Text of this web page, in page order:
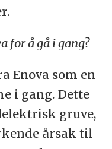
for å gå i gang?
Enova som en
i gang. Dette
gruve,
årsak til